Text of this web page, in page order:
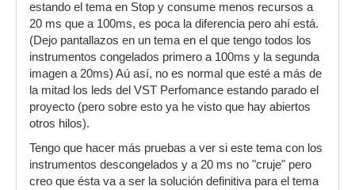
estando el tema en Stop y consume menos recursos a
20 ms que a 100ms, es poca la diferencia pero ahí está.
(Dejo pantallazos en un tema en el que tengo todos los
instrumentos congelados primero a 100ms y la segunda
imagen a 20ms) Aú así, no es normal que esté a más de
la mitad los leds del VST Perfomance estando parado el
proyecto (pero sobre esto ya he visto que hay abiertos
otros hilos).
Tengo que hacer más pruebas a ver si este tema con los
instrumentos descongelados y a 20 ms no "cruje" pero
creo que ésta va a ser la solución definitiva para el tema